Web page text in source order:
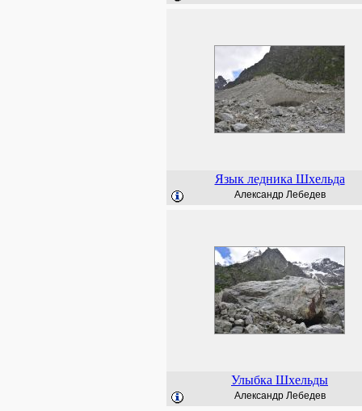
Язык ледника Шхельда
Александр Лебедев
Улыбка Шхельды
Александр Лебедев